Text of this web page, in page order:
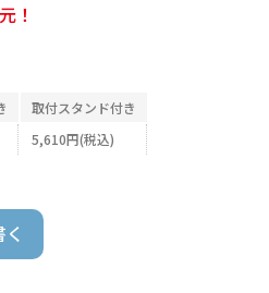
！
取付スタンド付き
5,610円(税込)